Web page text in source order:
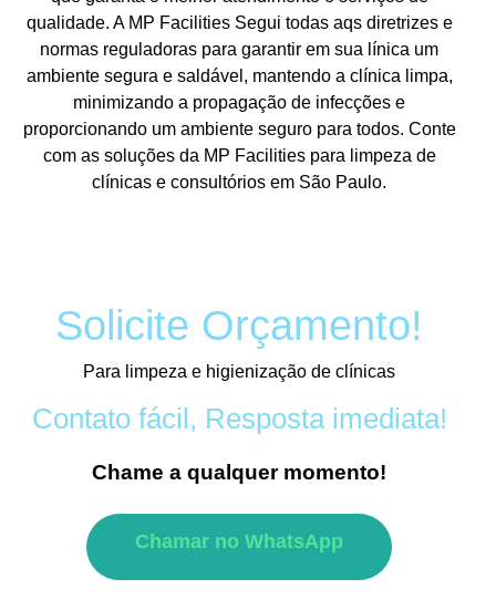
qualidade. A MP Facilities Segui todas aqs diretrizes e
normas reguladoras para garantir em sua línica um
ambiente segura e saldável, mantendo a clínica limpa,
minimizando a propagação de infecções e
proporcionando um ambiente seguro para todos. Conte
com as soluções da MP Facilities para limpeza de
clínicas e consultórios em São Paulo.
Solicite Orçamento!
Para limpeza e higienização de clínicas
Contato fácil, Resposta imediata!
Chame a qualquer momento!
Chamar no WhatsApp